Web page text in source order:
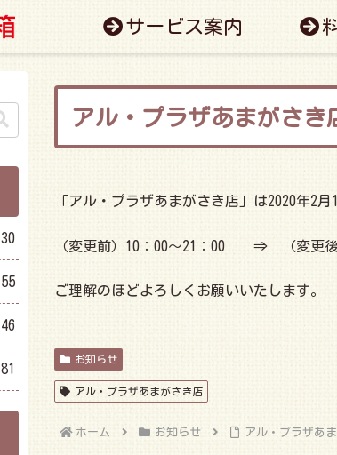
サービス案内
アル・プラザあまがさ
「アル・プラザあまがさき店」は2020年2
（変更前）10：00～21：00 ⇒ （変更後
ご理解のほどよろしくお願いいたします。
お知らせ
アル・プラザあまがさき店
ホーム お知らせ アル・プラザあ
30
55
46
81